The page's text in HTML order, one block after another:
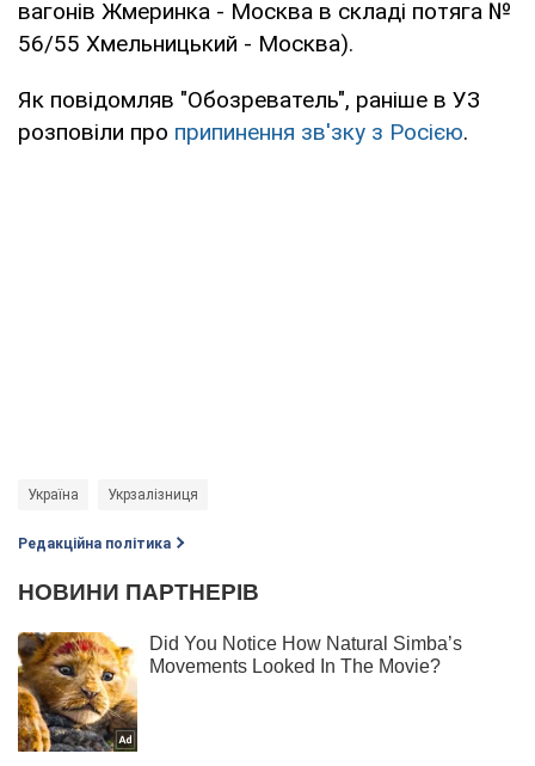
вагонів Жмеринка - Москва в складі потяга №
56/55 Хмельницький - Москва).
Як повідомляв "Обозреватель", раніше в УЗ
розповіли про припинення зв'зку з Росією.
Україна Укрзалізниця
Редакційна політика